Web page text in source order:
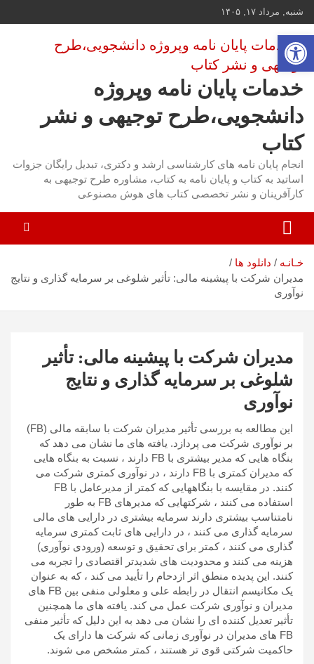
بروید
شنبه, مرداد ۱۷, ۱۴۰۵
خدمات پایان نامه وپروژه
دانشجویی،طرح توجیهی و نشر
کتاب
انجام پایان نامه های کارشناسی ارشد و دکتری، تبدیل رایگان جزوات
اساتید به کتاب و پایان نامه به کتاب، مشاوره طرح توجیهی به
کارآفرینان و نشر تخصصی کتاب های هوش مصنوعی
خـانـه دانلود ها
مدیران شرکت با پیشینه مالی: تأثیر شلوغی بر سرمایه گذاری و نتایج
نوآوری
مدیران شرکت با پیشینه مالی: تأثیر
شلوغی بر سرمایه گذاری و نتایج
نوآوری
این مطالعه به بررسی تأثیر مدیران شرکت با سابقه مالی (FB)
بر نوآوری شرکت می پردازد. یافته های ما نشان می دهد که
بنگاه هایی که مدیر بیشتری با FB دارند ، نسبت به بنگاه هایی
که مدیران کمتری با FB دارند ، در نوآوری کمتری شرکت می
کنند. در مقایسه با بنگاههایی که کمتر از مدیرعامل با FB
استفاده می کنند ، شرکتهایی که مدیرهای FB به طور
نامتناسب بیشتری دارند سرمایه بیشتری در دارایی های مالی
سرمایه گذاری می کنند ، در دارایی های ثابت کمتری سرمایه
گذاری می کنند ، کمتر برای تحقیق و توسعه (ورودی نوآوری)
هزینه می کنند و محدودیت های شدیدتر اقتصادی را تجربه می
کنند. این پدیده منطق اثر ازدحام را تأیید می کند ، که به عنوان
یک مکانیسم انتقال در رابطه علی و معلولی منفی بین FB های
مدیران و نوآوری شرکت عمل می کند. یافته های ما همچنین
تأثیر تعدیل کننده ای را نشان می دهد به این دلیل که تأثیر منفی
FB های مدیران در نوآوری زمانی که شرکت ها دارای یک
حاکمیت شرکتی قوی تر هستند ، کمتر مشخص می شوند.
باز کردن نوار ابزار